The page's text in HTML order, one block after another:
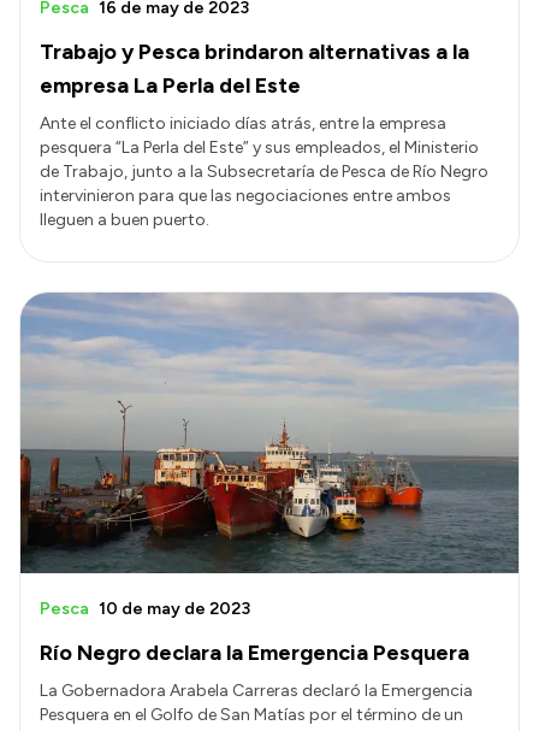
Trabajo y Pesca brindaron alternativas a la
empresa La Perla del Este
Pesca 16 de may de 2023
Ante el conflicto iniciado días atrás, entre la empresa
pesquera “La Perla del Este” y sus empleados, el Ministerio
de Trabajo, junto a la Subsecretaría de Pesca de Río Negro
intervinieron para que las negociaciones entre ambos
lleguen a buen puerto.
Río Negro declara la Emergencia Pesquera
Pesca 10 de may de 2023
La Gobernadora Arabela Carreras declaró la Emergencia
Pesquera en el Golfo de San Matías por el término de un